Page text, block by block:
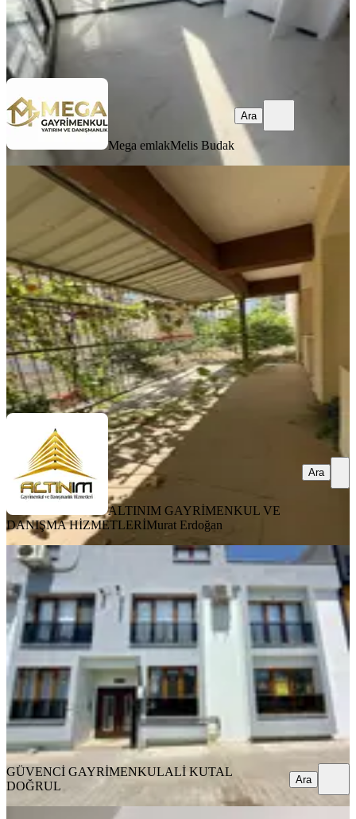
Mega emlak Melis Budak
Ara
Mega emlakMelis Budak
Ara
YENİ
Fatih Mah.satılık Bahçe Dubleks
Bergama, Fatih Mahallesi
2+2
·145 m²· Bahçe katı
2.850.000 ₺
ALTINIM GAYRİMENKUL VE DANIŞMA
HİZMETLERİMurat Erdoğan
Ara
ALTINIM GAYRİMENKUL VE
DANIŞMA HİZMETLERİMurat Erdoğan
Ara
YENİ
Bergama Gaziosmanpaşa Fırsat
Satılık Sıfır 2+1 Daire
Bergama, Gaziosmanpaşa Mahallesi
·85 m²·Düz Giriş (Zemin) · 04.08.2026
3.750.000 ₺
GÜVENCİ GAYRİMENKULALİ KUTAL DOĞRUL
Ara
GÜVENCİ GAYRİMENKULALİ KUTAL
DOĞRUL
Ara